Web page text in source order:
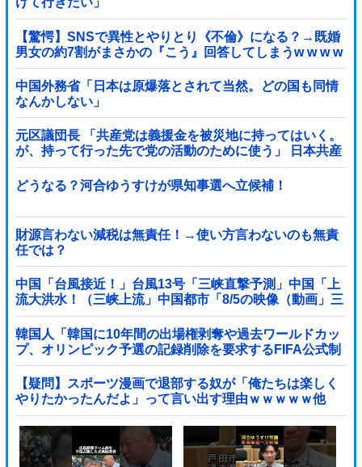
【驚愕】SNSで異性とやりとり《不倫》になる？→既婚
男女の約7割がまさかの『こう』回答してしまうw w w w
w w w w
中国外務省「日本は原爆落とされて当然。どの国も同情
なんかしない」
元区議団長 「共産党は義援金を被災地に持ってはいく。
が、持って行った先で党の活動のために使う」 日本共産
党「事実ではありません」
どうなる？河合ゆうすけが県知事選へ立候補！
財源言わない減税は無責任！→使い方言わないのも無責
任では？
中国「台風接近！」台風13号「三峡直撃予測」中国「上
流大洪水！（三峡上流」中国都市「8/5の映像（動画」三
峡ダム「緊急放流（決壊危機」中国「下流大水害（震え
声」→
韓国人「韓国に10年間の出場権剥奪や過去ワールドカッ
プ、オリンピック予選の記録削除を要求するFIFA公式制
裁を海外メディアが報道！」
【疑問】スポーツ漫画で退部する奴が「俺たちは楽しく
やりたかったんだよ」って言い出す理由ｗｗｗｗｗ他